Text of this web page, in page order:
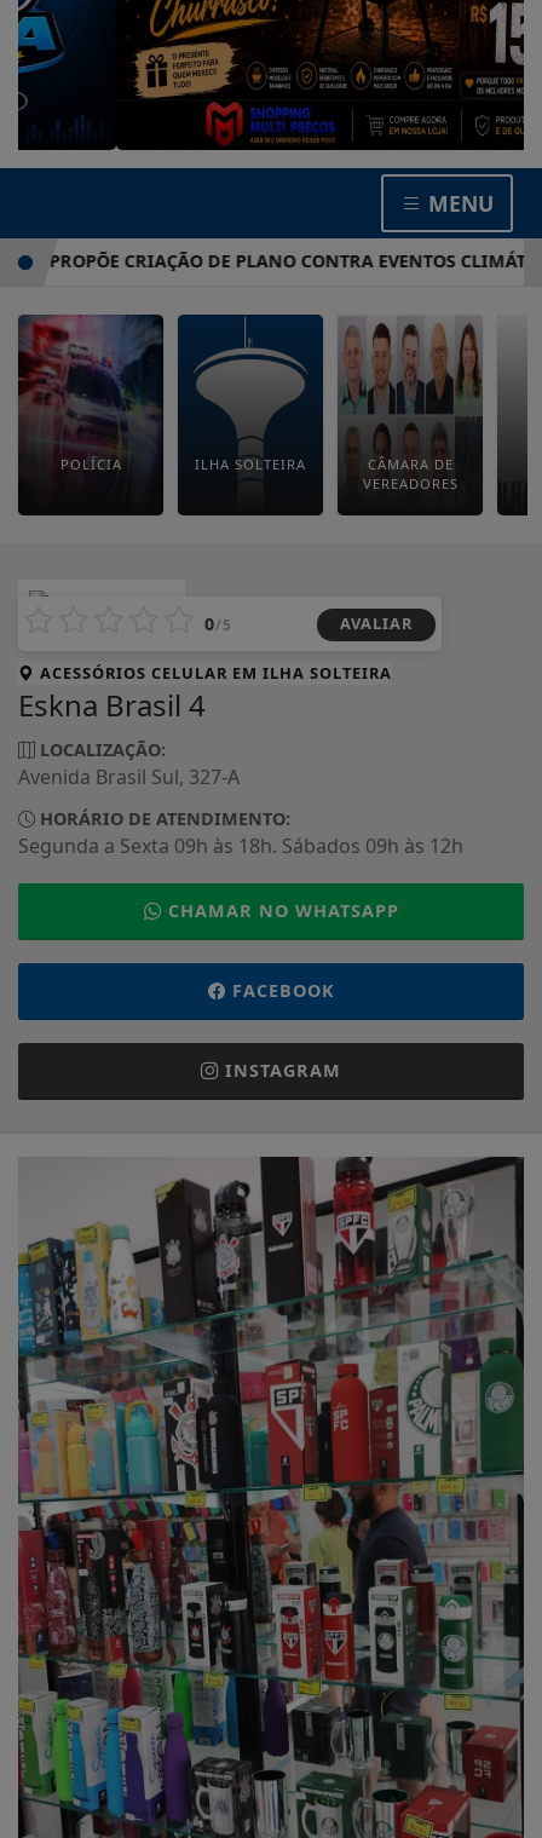
MENU
CRIAÇÃO DE PLANO CONTRA EVENTOS CLIMÁTICOS
POLÍCIA ILHA SOLTEIRA
CÂMARA DE
VEREADORES
0/5 AVALIAR
ACESSÓRIOS CELULAR EM ILHA SOLTEIRA
Eskna Brasil 4
LOCALIZAÇÃO:
Avenida Brasil Sul, 327-A
HORÁRIO DE ATENDIMENTO:
Segunda a Sexta 09h às 18h. Sábados 09h às 12h
CHAMAR NO WHATSAPP
FACEBOOK
INSTAGRAM